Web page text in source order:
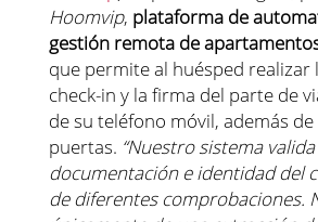
Hoomvip, plataforma de
gestión remota de
que permite al huésped realizar
check-in y la firma del parte de
de su teléfono móvil, además
puertas. “Nuestro sistema
documentación e identidad del
de diferentes comprobaciones.